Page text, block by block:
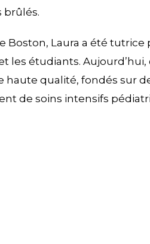
brûlés.
Boston, Laura a été tutrice
les étudiants.
haute qualité, fondés sur
de soins intensifs